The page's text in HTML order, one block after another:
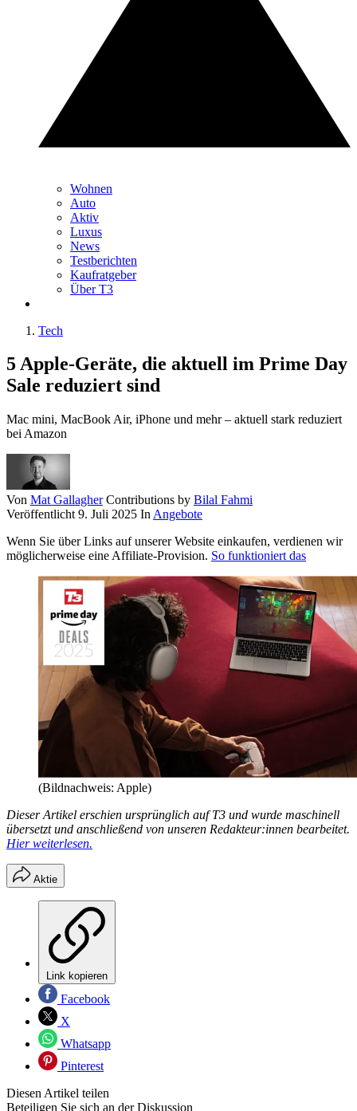
Wohnen
Auto
Aktiv
Luxus
News
Testberichten
Kaufratgeber
Über T3
Tech
5 Apple-Geräte, die aktuell im Prime Day
Sale reduziert sind
Mac mini, MacBook Air, iPhone und mehr – aktuell stark reduziert
bei Amazon
Von Mat Gallagher Contributions by Bilal Fahmi
Veröffentlicht 9. Juli 2025 In Angebote
Wenn Sie über Links auf unserer Website einkaufen, verdienen wir
möglicherweise eine Affiliate-Provision. So funktioniert das
(Bildnachweis: Apple)
Dieser Artikel erschien ursprünglich auf T3 und wurde maschinell
übersetzt und anschließend von unseren Redakteur:innen bearbeitet.
Hier weiterlesen.
Aktie
Link kopieren
Facebook
X
Whatsapp
Pinterest
Diesen Artikel teilen
Beteiligen Sie sich an der Diskussion